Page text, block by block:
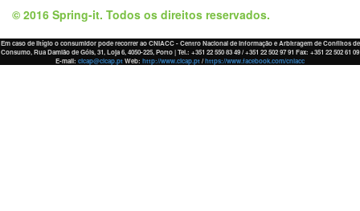
© 2016 Spring-it. Todos os direitos reservados.
Em caso de litígio o consumidor pode recorrer ao CNIACC - Centro Nacional de Informação e Arbitragem de Conflitos de
Consumo, Rua Damião de Góis, 31, Loja 6, 4050-225, Porto | Tel.: +351 22 550 83 49 / +351 22 502 97 91 Fax: +351 22 502 61 09
E-mail: cicap@cicap.ptWeb: http://www.cicap.pt/https://www.facebook.com/cniacc